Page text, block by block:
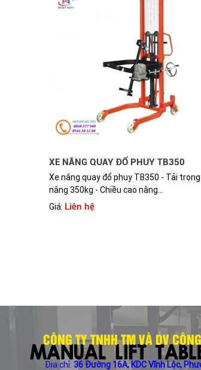
XE NÂNG QUAY ĐỔ PHUY TB350
Xe nâng quay đổ phuy TB350 - Tải trọng
nâng 350kg - Chiều cao nâng...
Giá: Liên hệ
CÔNG TY TNHH TM VÀ DV
Địa chỉ: 36 Đường 16A, KDC Vĩnh Lộc,